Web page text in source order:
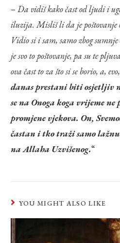
–Da vidiš kako čast od ljudi i
iluzija. Misliš li da je poštovanje
Vidio si i sam, samo zbog sumnje
je svo to poštovanje, pa su te
ova čast to za što si se borio, a,
danas prestani biti osjetljiv
se na Onoga koga vrijeme ne
promjene vjekova. On,
častan i tko traži samo
na Allaha Uzvišenog.“
YOU MIGHT ALSO LIKE